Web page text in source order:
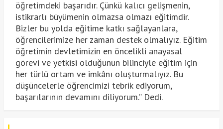
öğretimdeki başarıdır. Çünkü kalıcı gelişmenin,
istikrarlı büyümenin olmazsa olmazı eğitimdir.
Bizler bu yolda eğitime katkı sağlayanlara,
öğrencilerimize her zaman destek olmalıyız. Eğitim
öğretimin devletimizin en öncelikli anayasal
görevi ve yetkisi olduğunun bilinciyle eğitim için
her türlü ortam ve imkânı oluşturmalıyız. Bu
düşüncelerle öğrencimizi tebrik ediyorum,
başarılarının devamını diliyorum.” Dedi.